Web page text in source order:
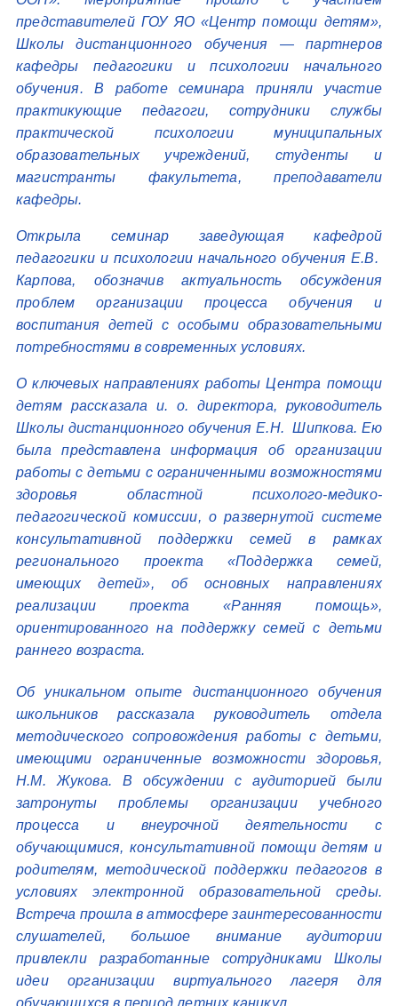
представителей ГОУ ЯО «Центр помощи детям»,
Школы дистанционного обучения — партнеров
кафедры педагогики и психологии начального
обучения. В работе семинара приняли участие
практикующие педагоги, сотрудники службы
практической психологии муниципальных
образовательных учреждений, студенты и
магистранты факультета, преподаватели
кафедры.
Открыла семинар заведующая кафедрой
педагогики и психологии начального обучения Е.В.
Карпова, обозначив актуальность обсуждения
проблем организации процесса обучения и
воспитания детей с особыми образовательными
потребностями в современных условиях.
О ключевых направлениях работы Центра помощи
детям рассказала и. о. директора, руководитель
Школы дистанционного обучения Е.Н. Шипкова. Ею
была представлена информация об организации
работы с детьми с ограниченными возможностями
здоровья областной психолого-медико-
педагогической комиссии, о развернутой системе
консультативной поддержки семей в рамках
регионального проекта «Поддержка семей,
имеющих детей», об основных направлениях
реализации проекта «Ранняя помощь»,
ориентированного на поддержку семей с детьми
раннего возраста.
Об уникальном опыте дистанционного обучения
школьников рассказала руководитель отдела
методического сопровождения работы с детьми,
имеющими ограниченные возможности здоровья,
Н.М. Жукова. В обсуждении с аудиторией были
затронуты проблемы организации учебного
процесса и внеурочной деятельности с
обучающимися, консультативной помощи детям и
родителям, методической поддержки педагогов в
условиях электронной образовательной среды.
Встреча прошла в атмосфере заинтересованности
слушателей, большое внимание аудитории
привлекли разработанные сотрудниками Школы
идеи организации виртуального лагеря для
обучающихся в период летних каникул.